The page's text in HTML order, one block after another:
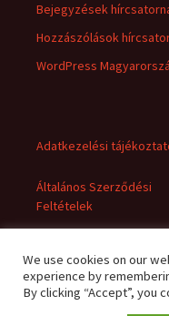
Bejegyzések
Hozzászólások
WordPress
Adatkezelési
Általános Szerződési
Feltételek
We use cookies on our
experience by
By clicking “Accept”, you